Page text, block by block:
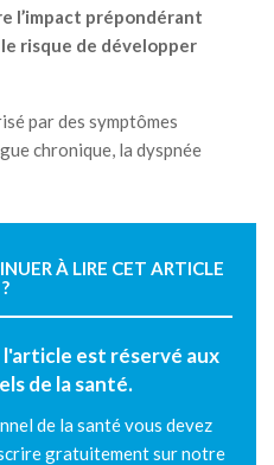
l’impact prépondérant
risque de développer
par des symptômes
chronique, la dyspnée
À LIRE CET ARTICLE
?
est réservé aux
de la santé.
de la santé vous devez
gratuitement sur notre